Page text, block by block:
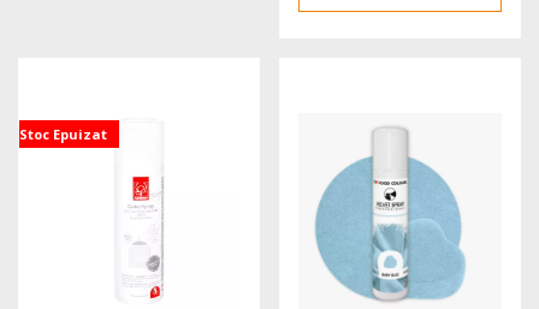
Stoc Epuizat